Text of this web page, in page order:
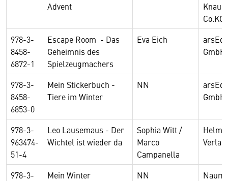
Advent
Knaur
Co.KG
978-3-
8458-
6872-1
Escape Room - Das
Geheimnis des
Spielzeugmachers
Eva Eich
GmbH
978-3-
8458-
6853-0
Mein Stickerbuch -
Tiere im Winter
NN
GmbH
978-3-
963474-
51-4
Leo Lausemaus - Der
Wichtel ist wieder da
Sophia Witt /
Marco
Campanella
Verlag
978-3-
Mein Winter
NN